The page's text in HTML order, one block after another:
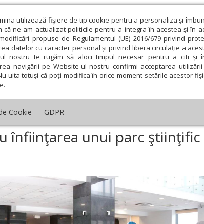
utilizează fişiere de tip cookie pentru a personaliza și
că ne-am actualizat politicile pentru a integra în acestea și în
propuse de Regulamentul (UE) 2016/679 privind
datelor cu caracter personal și privind libera circulație a
ul nostru te rugăm să aloci timpul necesar pentru a citi și
navigării pe Website-ul nostru confirmi acceptarea
uita totuși că poți modifica în orice moment setările acestor
Cookie GDPR
Teologie și spiritualitate Educaţie și
Sănătate Analiză Reportaj Psihologie
socială Demersuri pentru înfiinţarea unui parc ştiinţific la
înfiinţarea unui parc ştiinţific